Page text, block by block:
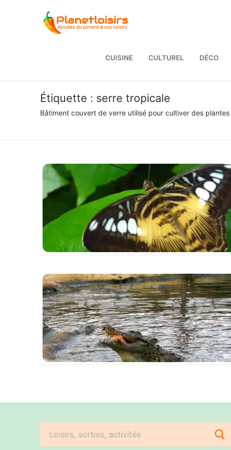
CUISINE CULTUREL DÉCO
Étiquette : serre tropicale
Bâtiment couvert de verre utilisé pour cultiver des
Rechercher